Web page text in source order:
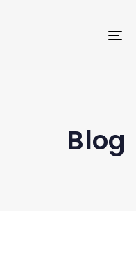
Blog